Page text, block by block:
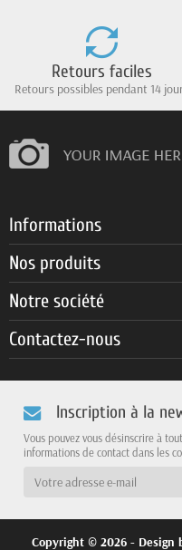
Retours faciles
Retours possibles pendant 14
Informations
Nos produits
Notre société
Contactez-nous
Inscription à la
Vous pouvez vous désinscrire à
informations de contact dans les
Copyright © 2026 - Design